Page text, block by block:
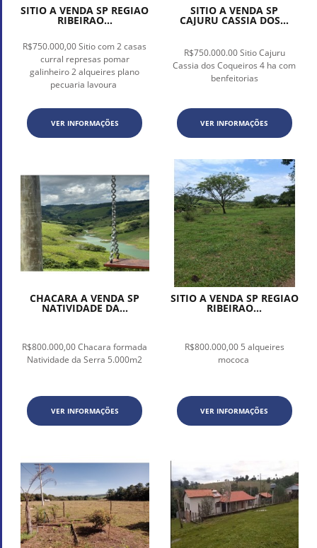
SITIO A VENDA SP REGIAO
RIBEIRAO...
R$750.000,00 Sitio com 2 casas
curral represas pomar
galinheiro 2 alqueires plano
pecuaria lavoura
VER INFORMAÇÕES
SITIO A VENDA SP
CAJURU CASSIA DOS...
R$750.000.00 Sitio Cajuru
Cassia dos Coqueiros 4 ha com
benfeitorias
VER INFORMAÇÕES
CHACARA A VENDA SP
NATIVIDADE DA...
R$800.000,00 Chacara formada
Natividade da Serra 5.000m2
VER INFORMAÇÕES
SITIO A VENDA SP REGIAO
RIBEIRAO...
R$800.000,00 5 alqueires
mococa
VER INFORMAÇÕES